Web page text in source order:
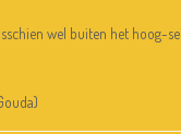
wel buiten het hoog-